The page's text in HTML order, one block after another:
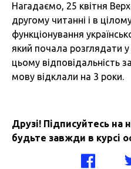
Нагадаємо, 25 квітня
другому читанні і в
функціонування
який почала розглядати
цьому відповідальність
мову відклали на 3 роки.
Друзі! Підписуйтесь на
будьте завжди в курсі